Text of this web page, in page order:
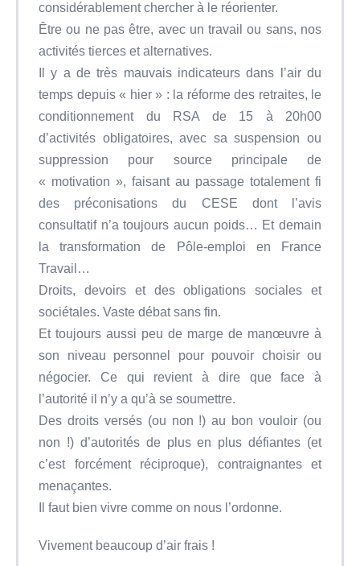
considérablement chercher à le réorienter.
Être ou ne pas être, avec un travail ou sans, nos
activités tierces et alternatives.
Il y a de très mauvais indicateurs dans l’air du
temps depuis « hier » : la réforme des retraites, le
conditionnement du RSA de 15 à 20h00
d’activités obligatoires, avec sa suspension ou
suppression pour source principale de
« motivation », faisant au passage totalement fi
des préconisations du CESE dont l’avis
consultatif n’a toujours aucun poids… Et demain
la transformation de Pôle-emploi en France
Travail…
Droits, devoirs et des obligations sociales et
sociétales. Vaste débat sans fin.
Et toujours aussi peu de marge de manœuvre à
son niveau personnel pour pouvoir choisir ou
négocier. Ce qui revient à dire que face à
l’autorité il n’y a qu’à se soumettre.
Des droits versés (ou non !) au bon vouloir (ou
non !) d’autorités de plus en plus défiantes (et
c’est forcément réciproque), contraignantes et
menaçantes.
Il faut bien vivre comme on nous l’ordonne.
Vivement beaucoup d’air frais !